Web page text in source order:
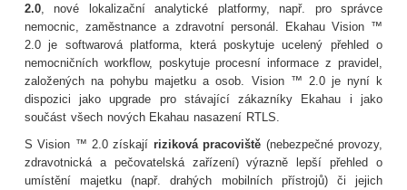
2.0 ,nové lokalizační analytické platformy, např. prosprávce
nemocnic
zaměstnance a zdravotní personál . Ekahau Vision ™
2.0 je softwarová platforma, kteráposkytuje ucelený přehled o
nemocničních workflow, poskytujeprocesní informace z pravidel,
založených na pohybu majetku a osob Vision ™ 2.0 je nyní k
dispozici
jako upgrade pro stávající zákazníky Ekahau i
jako
součást všech nových Ekahau nasazení RTLS
S Vision ™ 2.0 získají riziková pracoviště (nebezpečné provozy,
zdravotnická a pečovatelská zařízení) výrazně lepší
přehled o
umístění
majetku (např. drahých mobilních přístrojů)či jejich